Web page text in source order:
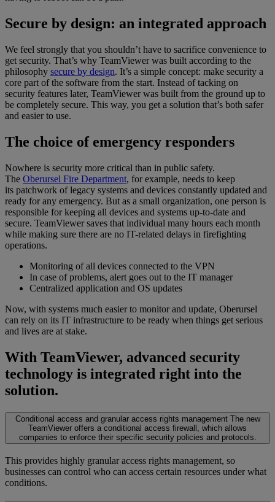
Secure by design: an integrated approach
We feel strongly that you shouldn’t have to sacrifice convenience to
get security. That’s why TeamViewer was built according to the
philosophy secure by design. It’s a simple concept: make security a
core part of the software from the start. Instead of tacking on
security features later, TeamViewer was built from the ground up to
be completely secure. This way, you get a solution that’s both safer
and easier to use.
The choice of emergency responders
Nowhere is security more critical than in public safety.
The Oberursel Fire Department, for example, needs to keep
its patchwork of legacy systems and devices constantly updated and
ready for any emergency. But as a small organization, one person is
responsible for keeping all devices and systems up-to-date and
secure. TeamViewer saves that individual many hours each month
while making sure there are no IT-related delays in firefighting
operations.
Monitoring of all devices connected to the VPN
In case of problems, alert goes out to the IT manager
Centralized application and OS updates
Now, with systems much easier to monitor and update, Oberursel
can rely on its IT infrastructure to be ready when things get serious
and lives are at stake.
With TeamViewer, advanced security
technology is integrated right into the
solution.
Conditional access and granular access rights management The new
TeamViewer offers a conditional access firewall, which allows
companies to enforce their specific security policies and protocols.
This provides highly granular access rights management, so
businesses can control who can access certain resources under what
conditions.